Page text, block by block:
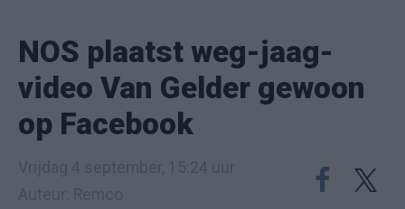
NOS plaatst weg-jaag-
video Van Gelder gewoon
op Facebook